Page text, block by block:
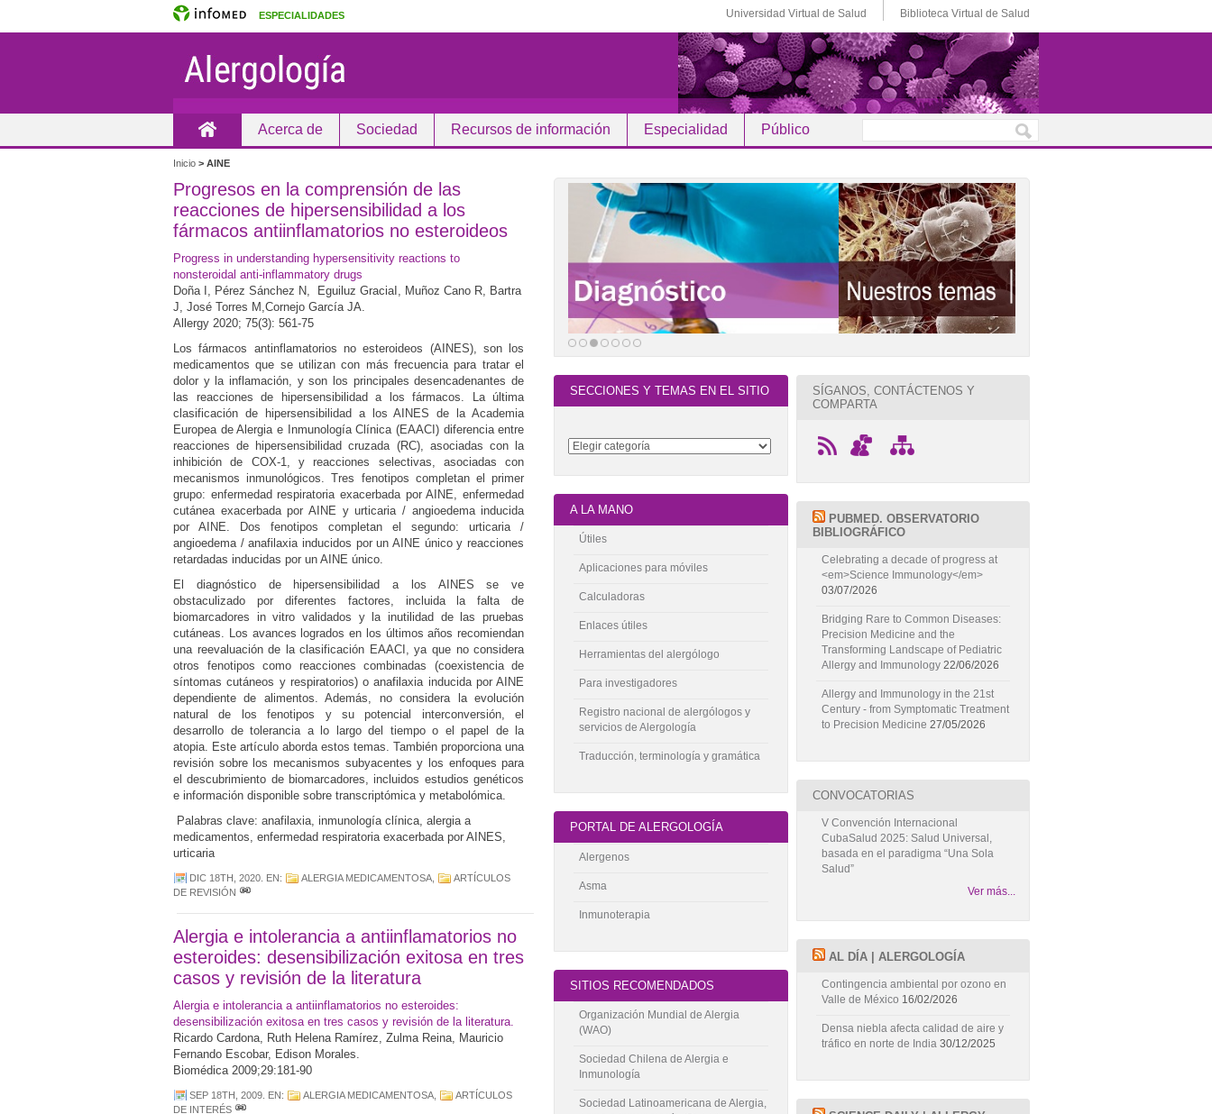
ESPECIALIDADES Universidad Virtual de Salud Biblioteca Virtual de Salud
Acerca de Sociedad Recursos de información Especialidad Público
Inicio > AINE
Progresos en la comprensión de las
reacciones de hipersensibilidad a los
fármacos antiinflamatorios no esteroideos
Progress in understanding hypersensitivity reactions to
nonsteroidal anti‐inflammatory drugs
Doña I, Pérez Sánchez N, Eguiluz GraciaI, Muñoz Cano R, Bartra
J, José Torres M,Cornejo García JA.
Allergy 2020; 75(3): 561-75
Los fármacos antinflamatorios no esteroideos (AINES), son los
medicamentos que se utilizan con más frecuencia para tratar el
dolor y la inflamación, y son los principales desencadenantes de
las reacciones de hipersensibilidad a los fármacos. La última
clasificación de hipersensibilidad a los AINES de la Academia
Europea de Alergia e Inmunología Clínica (EAACI) diferencia entre
reacciones de hipersensibilidad cruzada (RC), asociadas con la
inhibición de COX-1, y reacciones selectivas, asociadas con
mecanismos inmunológicos. Tres fenotipos completan el primer
grupo: enfermedad respiratoria exacerbada por AINE, enfermedad
cutánea exacerbada por AINE y urticaria / angioedema inducida
por AINE. Dos fenotipos completan el segundo: urticaria /
angioedema / anafilaxia inducidos por un AINE único y reacciones
retardadas inducidas por un AINE único.
El diagnóstico de hipersensibilidad a los AINES se ve
obstaculizado por diferentes factores, incluida la falta de
biomarcadores in vitro validados y la inutilidad de las pruebas
cutáneas. Los avances logrados en los últimos años recomiendan
una reevaluación de la clasificación EAACI, ya que no considera
otros fenotipos como reacciones combinadas (coexistencia de
síntomas cutáneos y respiratorios) o anafilaxia inducida por AINE
dependiente de alimentos. Además, no considera la evolución
natural de los fenotipos y su potencial interconversión, el
desarrollo de tolerancia a lo largo del tiempo o el papel de la
atopia. Este artículo aborda estos temas. También proporciona una
revisión sobre los mecanismos subyacentes y los enfoques para
el descubrimiento de biomarcadores, incluidos estudios genéticos
e información disponible sobre transcriptómica y metabolómica.
Palabras clave: anafilaxia, inmunología clínica, alergia a
medicamentos, enfermedad respiratoria exacerbada por AINES,
urticaria
DIC 18TH, 2020 . EN: ALERGIA MEDICAMENTOSA
ARTÍCULOS
DE REVISIÓN
Alergia e intolerancia a antiinflamatorios no
esteroides: desensibilización exitosa en tres
casos y revisión de la literatura
Alergia e intolerancia a antiinflamatorios no esteroides:
desensibilización exitosa en tres casos y revisión de la literatura.
Ricardo Cardona, Ruth Helena Ramírez, Zulma Reina, Mauricio
Fernando Escobar, Edison Morales.
Biomédica 2009;29:181-90
SEP 18TH, 2009 . EN: ALERGIA MEDICAMENTOSA
ARTÍCULOS
DE INTERÉS
SECCIONES Y TEMAS EN EL SITIO
A LA MANO
Útiles
Aplicaciones para móviles
Calculadoras
Enlaces útiles
Herramientas del alergólogo
Para investigadores
Registro nacional de alergólogos y
servicios de Alergología
Traducción, terminología y gramática
PORTAL DE ALERGOLOGÍA
Alergenos
Asma
Inmunoterapia
SITIOS RECOMENDADOS
Organización Mundial de Alergia
(WAO)
Sociedad Chilena de Alergia e
Inmunología
Sociedad Latinoamericana de Alergia,
SÍGANOS, CONTÁCTENOS Y
COMPARTA
PUBMED. OBSERVATORIO
BIBLIOGRÁFICO
Celebrating a decade of progress at
<em>Science Immunology</em>
03/07/2026
Bridging Rare to Common Diseases:
Precision Medicine and the
Transforming Landscape of Pediatric
Allergy and Immunology 22/06/2026
Allergy and Immunology in the 21st
Century - from Symptomatic Treatment
to Precision Medicine 27/05/2026
CONVOCATORIAS
V Convención Internacional
CubaSalud 2025: Salud Universal,
basada en el paradigma “Una Sola
Salud”
Ver más...
AL DÍA | ALERGOLOGÍA
Contingencia ambiental por ozono en
Valle de México 16/02/2026
Densa niebla afecta calidad de aire y
tráfico en norte de India 30/12/2025